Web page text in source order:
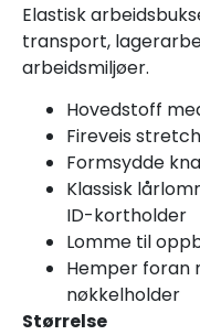
Elastisk
transport,
arbeidsmiljøer.
Hovedstoff
Fireveis
Formsydde
Klassisk
ID-kortholder
Lomme til
Hemper foran
nøkkelholder
Størrelse